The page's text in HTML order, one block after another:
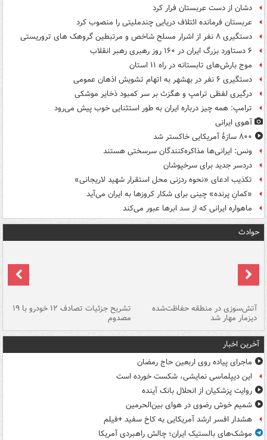
دشان از دست عربستان فرار کرد
عربستان فرمانده ائتلاف دریایی چندملیتی را منصوب کرد
دستگیری ۸ نفر از اشرار مسلح شاخص و مرتبطین گروهک های تروریستی
۶ دستاورد بزرگ ایران در ۱۶۰ روز رهبری رهبر انقلاب
موج بارش‌های تابستانه در راه ۱۱ استان
دستگیری ۶ نفر در بهشهر به اتهام تشویش اذهان عمومی
درگیری لفظی ترامپ و هگزث بر سر کمبود ذخایر موشکی
ترامپ: همه چیز درباره ایران به طور استثنایی خوب پیش می‌رود
آهوی ایرانی
۸۰۰ سازۀ آمریکایی خاکستر شد
ونس: ایرانی‌ها مذاکره‌کنندگان سرسختی هستند
دردسر جدید برای سرخپوشان
تکذیب ادعای «نحوه ردزنی محل استقرار شهید لاریجانی»
«کمانِ پرنده» چینی برای شکار کروزها به ایران می‌آید
ماهواره ایرانی که از سد ابرها عبور می‌کند
حوادث
آتش‌سوزی در منطقه حفاظت‌شده
دیزمار مهار شد
تشریح جزئیات تصادف ۱۲ خودرو با ۱۹
مصدوم
آخرین اخبار
ماجرای پیاده روی اربعین حاج رمضان
این دیپلماسی نمایشی، شکست خورده است
روایت پزشکیان از انحلال بانک آینده
شمیم خوش رضوی در هوای بین‌الحرمین
هشدار افسر ارشد آمریکایی به کاخ سفید +فیلم
موشک‌های بالستیک ایران؛ چالش راهبردی آمریکا